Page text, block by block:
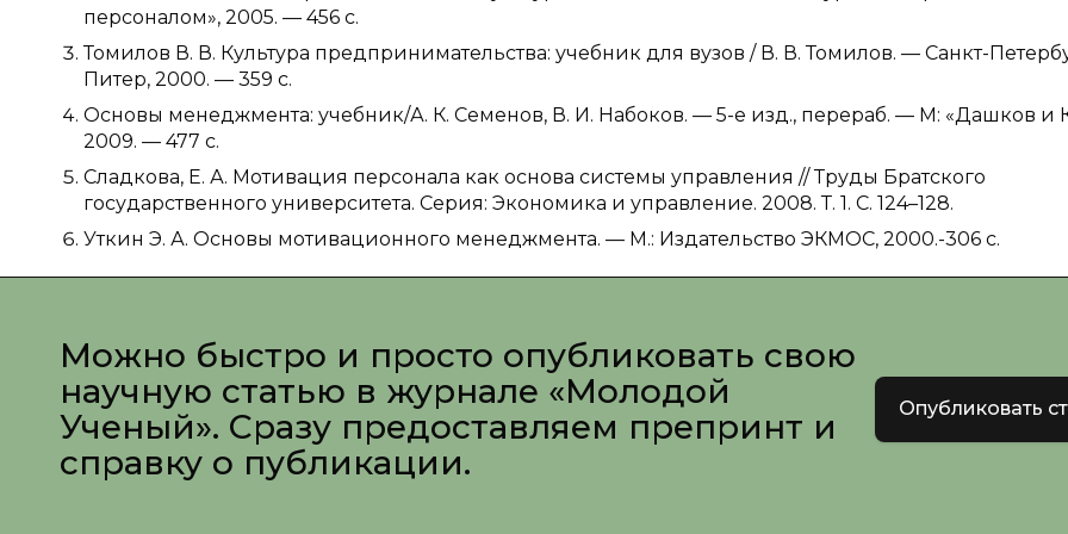
персоналом», 2005. — 456 с.
Томилов В. В. Культура предпринимательства: учебник для вузов / В. В. Томилов. — Санкт-
Питер, 2000. — 359 с.
Основы менеджмента: учебник/А. К. Семенов, В. И. Набоков. — 5-е изд., перераб. — М: «Дашков и
2009. — 477 с.
Сладкова, Е. А. Мотивация персонала как основа системы управления // Труды Братского
государственного университета. Серия: Экономика и управление. 2008. Т. 1. С. 124–128.
Уткин Э. А. Основы мотивационного менеджмента. — М.: Издательство ЭКМОС, 2000.-306 с.
Можно быстро и просто опубликовать свою
научную статью в журнале «Молодой
Ученый». Сразу предоставляем препринт и
справку о публикации.
Опубликовать